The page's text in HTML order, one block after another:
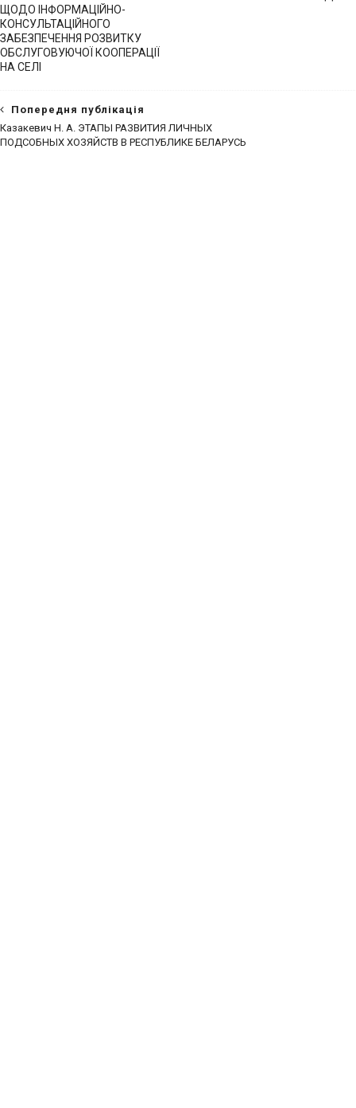
ЩОДО ІНФОРМАЦІЙНО-
КОНСУЛЬТАЦІЙНОГО
ЗАБЕЗПЕЧЕННЯ РОЗВИТКУ
ОБСЛУГОВУЮЧОЇ КООПЕРАЦІЇ
НА СЕЛІ
Попередня публікація
Казакевич Н. А. ЭТАПЫ РАЗВИТИЯ ЛИЧНЫХ
ПОДСОБНЫХ ХОЗЯЙСТВ В РЕСПУБЛИКЕ БЕЛАРУСЬ